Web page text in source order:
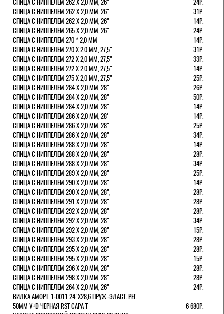
СПИЦА С НИППЕЛЕМ 262 Х 2,0 ММ, 26"
24Р.
СПИЦА С НИППЕЛЕМ 262 Х 2,0 ММ, 26"
31Р.
СПИЦА С НИППЕЛЕМ 262 Х 2,0 ММ, 26"
14Р.
СПИЦА С НИППЕЛЕМ 265 Х 2,0 ММ, 26"
24Р.
СПИЦА С НИППЕЛЕМ 270 * 2,0 ММ
14Р.
СПИЦА С НИППЕЛЕМ 270 Х 2,0 ММ, 27,5"
31Р.
СПИЦА С НИППЕЛЕМ 272 Х 2,0 ММ, 27,5"
33Р.
СПИЦА С НИППЕЛЕМ 272 Х 2,0 ММ, 27,5"
14Р.
СПИЦА С НИППЕЛЕМ 275 Х 2,0 ММ, 27,5"
25Р.
СПИЦА С НИППЕЛЕМ 284 Х 2,0 ММ, 28"
26Р.
СПИЦА С НИППЕЛЕМ 284 Х 2,0 ММ, 28"
50Р.
СПИЦА С НИППЕЛЕМ 284 Х 2,0 ММ, 28"
14Р.
СПИЦА С НИППЕЛЕМ 286 Х 2,0 ММ, 28'
14Р.
СПИЦА С НИППЕЛЕМ 286 Х 2,0 ММ, 28"
25Р.
СПИЦА С НИППЕЛЕМ 286 Х 2,0 ММ, 28"
34Р.
СПИЦА С НИППЕЛЕМ 288 Х 2,0 ММ, 28"
14Р.
СПИЦА С НИППЕЛЕМ 288 Х 2,0 ММ, 28"
28Р.
СПИЦА С НИППЕЛЕМ 288 Х 2,0 ММ, 28"
34Р.
СПИЦА С НИППЕЛЕМ 289 Х 2,0 ММ, 28"
25Р.
СПИЦА С НИППЕЛЕМ 290 Х 2,0 ММ, 28"
14Р.
СПИЦА С НИППЕЛЕМ 290 Х 2,0 ММ, 28",
28Р.
СПИЦА С НИППЕЛЕМ 291 Х 2,0 ММ, 28"
28Р.
СПИЦА С НИППЕЛЕМ 292 Х 2,0 ММ, 28"
28Р.
СПИЦА С НИППЕЛЕМ 292 Х 2,0 ММ, 28"
34Р.
СПИЦА С НИППЕЛЕМ 292 Х 2,0 ММ, 28"
15Р.
СПИЦА С НИППЕЛЕМ 293 Х 2,0 ММ, 28"
28Р.
СПИЦА С НИППЕЛЕМ 295 Х 2,0 ММ, 28"
28Р.
СПИЦА С НИППЕЛЕМ 295 Х 2,0 ММ, 28"
15Р.
СПИЦА С НИППЕЛЕМ 296 Х 2,0 ММ, 28"
28Р.
СПИЦА С НИППЕЛЕМ 298 Х 2,0 ММ, 28"
28Р.
СПИЦА С НИППЕЛЕМ 264 Х 2,0 ММ, 26"
24Р.
ВИЛКА АМОРТ. 1-0011 24"Х28,6 ПРУЖ.-ЭЛАСТ. РЕГ.
50ММ V+D ЧЕРНАЯ RST CAPA Т
6 680Р.